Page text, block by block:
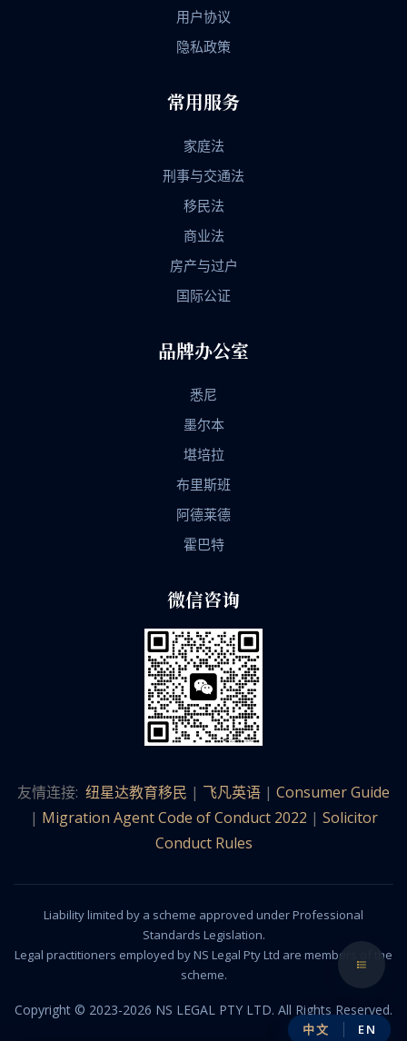
用户协议
隐私政策
常用服务
家庭法
刑事与交通法
移民法
商业法
房产与过户
国际公证
品牌办公室
悉尼
墨尔本
堪培拉
布里斯班
阿德莱德
霍巴特
微信咨询
友情连接: 纽星达教育移民 | 飞凡英语 | Consumer Guide
| Migration Agent Code of Conduct 2022 | Solicitor
Conduct Rules
Liability limited by a scheme approved under Professional
Standards Legislation.
Legal practitioners employed by NS Legal Pty Ltd are members of the
scheme.
Copyright © 2023-2026 NS LEGAL PTY LTD. All Rights Reserved.
中文 EN